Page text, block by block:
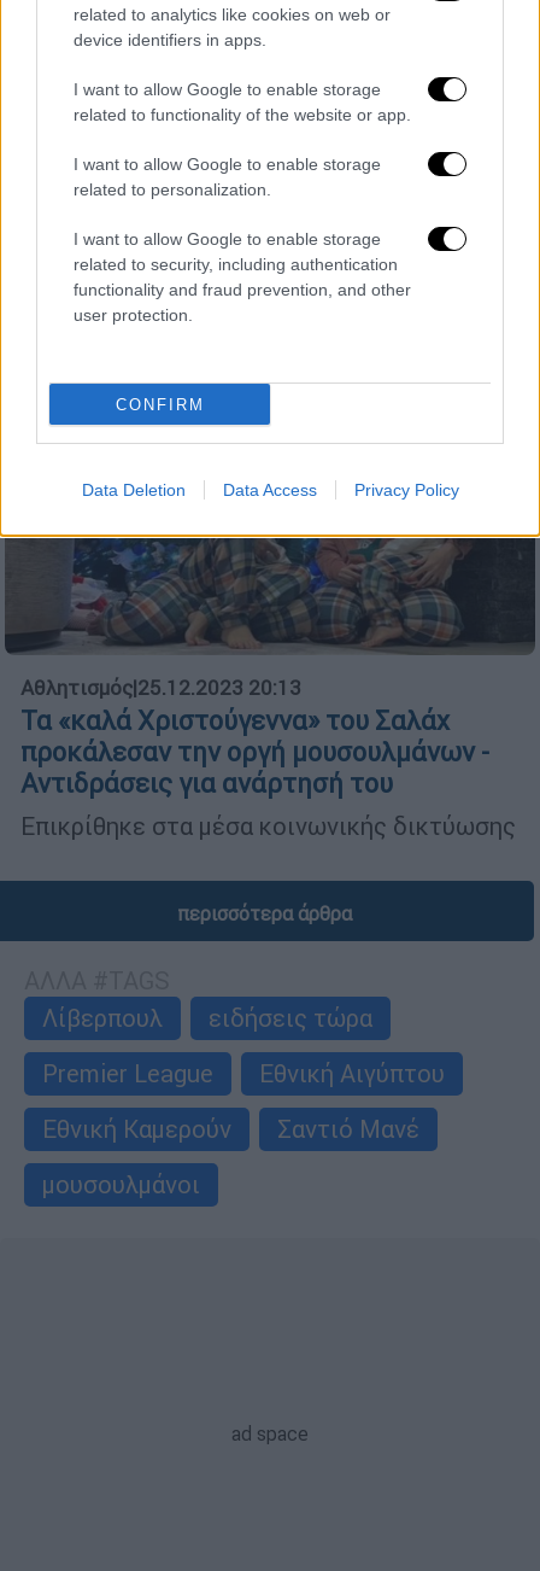
related to analytics like cookies on web or
device identifiers in apps.
I want to allow Google to enable storage
related to functionality of the website or app.
I want to allow Google to enable storage
related to personalization.
I want to allow Google to enable storage
related to security, including authentication
functionality and fraud prevention, and other
user protection.
CONFIRM
Data Deletion Data Access Privacy Policy
Αθλητισμός|27.04.2024 20:11
Άρχισαν τα όργανα στη Λίβερπουλ:
Επεισόδιο του Σαλάχ με τον Κλοπ - «Αν
Έντονο επεισόδιο Σαλάχ-Κλοπ πριν ο
Λίβερπουλ με τη Γουέστ Χαμ
Αθλητισμός|25.12.2023 20:13
Τα «καλά Χριστούγεννα» του Σαλάχ
προκάλεσαν την οργή μουσουλμάνων -
Αντιδράσεις για ανάρτησή του
Επικρίθηκε στα μέσα κοινωνικής δικτύωσης
περισσότερα άρθρα
Λίβερπουλ
ειδήσεις τώρα
Premier League
Εθνική Αιγύπτου
Εθνική Καμερούν
Σαντιό Μανέ
μουσουλμάνοι